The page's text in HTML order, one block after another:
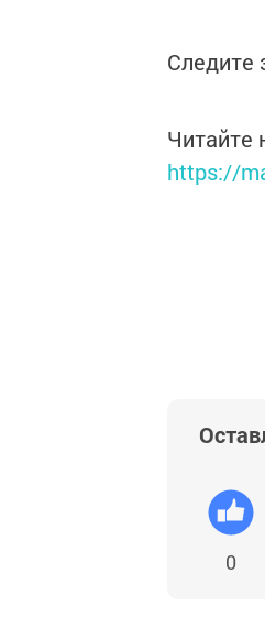
Читайте
https://
0